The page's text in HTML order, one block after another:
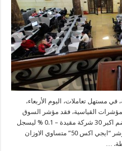
مستهل تعاملات، اليوم الأربعاء،
القياسية، فقد مؤشر السوق
الرئيسي “إيجي اكس 30” – الذي يضم اكبر 30 شركة مقيدة – 0.1 % ليسجل
مستوى 11373.64 نقطة. وتراجع مؤشر “ايجي اكس 50” متساوي الاوزان